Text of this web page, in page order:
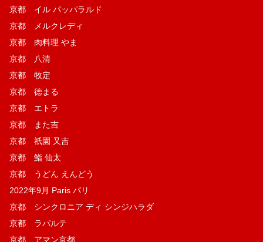
京都 イル パッパラルド
京都 メルクレディ
京都 肉料理 やま
京都 八清
京都 牧定
京都 徳まる
京都 エトラ
京都 また吉
京都 祇園 又吉
京都 鮨 仙太
京都 うどん えんどう
2022年9月 Paris パリ
京都 シンクロニア ディ シンジハラダ
京都 ラパルテ
京都 アマン京都